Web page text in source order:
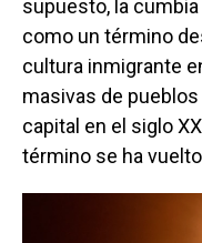
supuesto, la
como un término
cultura inmigrante
masivas de
capital en el siglo
término se ha